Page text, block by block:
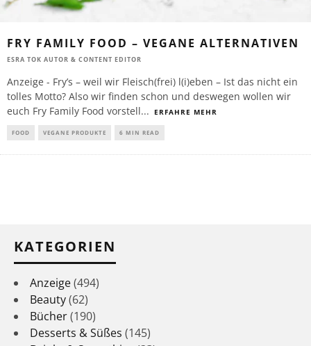
FRY FAMILY FOOD – VEGANE ALTERNATIVEN
ESRA TOK AUTOR & CONTENT EDITOR
Anzeige - Fry’s – weil wir Fleisch(frei) l(i)eben – Ist das nicht ein
tolles Motto? Also wir finden schon und deswegen wollen wir
euch Fry Family Food vorstell... ERFAHRE MEHR
FOOD VEGANE PRODUKTE 6 MIN READ
KATEGORIEN
Anzeige(494)
Beauty(62)
Bücher(190)
Desserts & Süßes (145)